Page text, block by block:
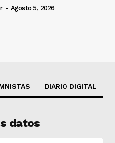
- Agosto 5, 2026
DIARIO DIGITAL
datos